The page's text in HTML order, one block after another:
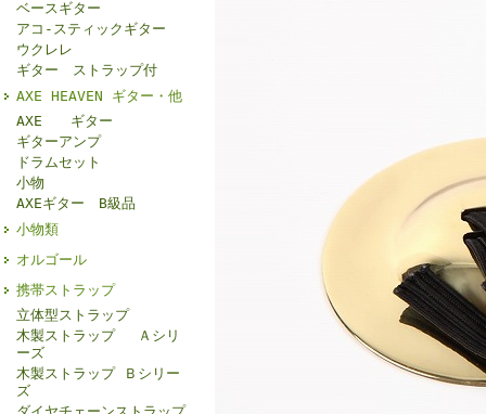
ベースギター
アコ-スティックギター
ウクレレ
ギター ストラップ付
AXE HEAVEN ギター・他
AXE ギター
ギターアンプ
ドラムセット
小物
AXEギター B級品
小物類
オルゴール
携帯ストラップ
立体型ストラップ
木製ストラップ Ａシリ
ーズ
木製ストラップ Ｂシリー
ズ